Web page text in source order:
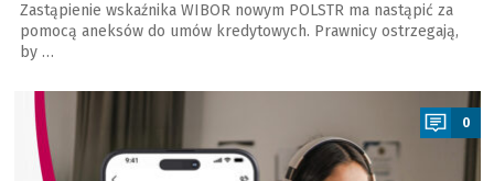
Zastąpienie wskaźnika WIBOR nowym POLSTR ma nastąpić za
pomocą aneksów do umów kredytowych. Prawnicy ostrzegają,
by …
0